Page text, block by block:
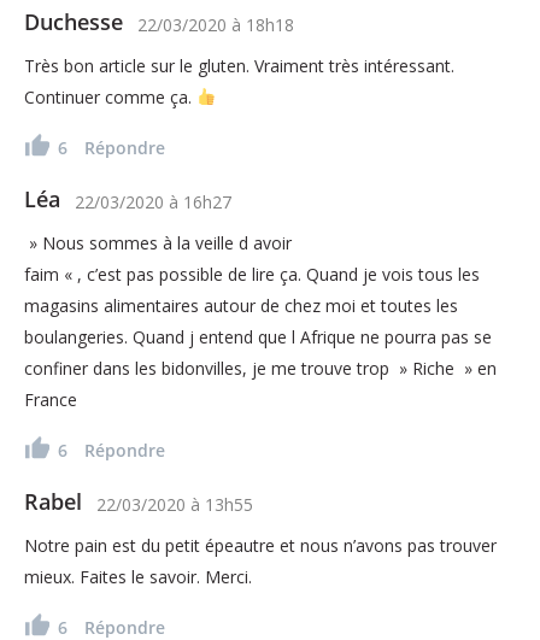
Duchesse 22/03/2020 à 18h18
Très bon article sur le gluten. Vraiment très intéressant.
Continuer comme ça.
6 Répondre
Léa 22/03/2020 à 16h27
» Nous sommes à la veille d avoir
faim « , c’est pas possible de lire ça. Quand je vois tous les
magasins alimentaires autour de chez moi et toutes les
boulangeries. Quand j entend que l Afrique ne pourra pas se
confiner dans les bidonvilles, je me trouve trop » Riche » en
France
6 Répondre
Rabel 22/03/2020 à 13h55
Notre pain est du petit épeautre et nous n’avons pas trouver
mieux. Faites le savoir. Merci.
6 Répondre